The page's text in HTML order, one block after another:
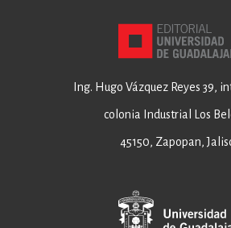
Ing. Hugo Vázquez Reyes 39,
colonia Industrial Los
45150, Zapopan,